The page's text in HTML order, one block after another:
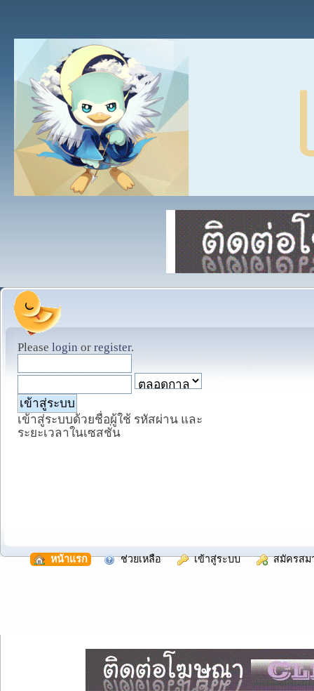
Please login or register.
เข้าสู่ระบบด้วยชื่อผู้ใช้ รหัสผ่าน และ
ระยะเวลาในเซสชั่น
หน้าแรก ช่วยเหลือ เข้าสู่ระบบ สมัครสม